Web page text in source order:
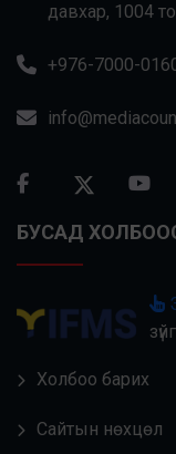
давхар, 1004
+976-7000-
БУСАД
Холбоо барих
Сайтын нөхцөл